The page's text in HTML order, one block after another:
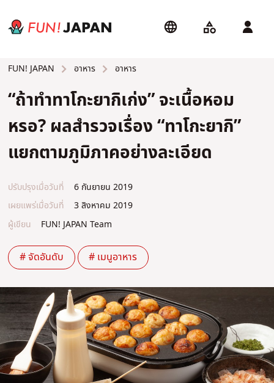
FUN! JAPAN อาหาร อาหาร
“ถ้าทำทาโกะยากิเก่ง” จะเนื้อหอม
หรอ? ผลสำรวจเรื่อง “ทาโกะยากิ”
แยกตามภูมิภาคอย่างละเอียด
ปรับปรุงเมื่อวันที่
6 กันยายน 2019
เผยแพร่เมื่อวันที่
3 สิงหาคม 2019
ผู้เขียน
FUN! JAPAN Team
# จัดอันดับ # เมนูอาหาร